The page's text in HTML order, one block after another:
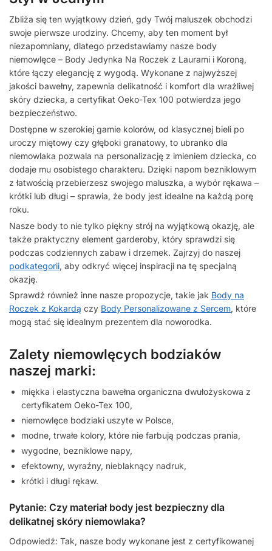
Zbliża się ten wyjątkowy dzień, gdy Twój maluszek obchodzi
swoje pierwsze urodziny. Chcemy, aby ten moment był
niezapomniany, dlatego przedstawiamy nasze body
niemowlęce – Body Jedynka Na Roczek z Laurami i Koroną,
które łączy elegancję z wygodą. Wykonane z najwyższej
jakości bawełny, zapewnia delikatność i komfort dla wrażliwej
skóry dziecka, a certyfikat Oeko-Tex 100 potwierdza jego
bezpieczeństwo.
Dostępne w szerokiej gamie kolorów, od klasycznej bieli po
uroczy miętowy czy głęboki granatowy, to ubranko dla
niemowlaka pozwala na personalizację z imieniem dziecka, co
dodaje mu osobistego charakteru. Dzięki napom bezniklowym
z łatwością przebierzesz swojego maluszka, a wybór rękawa –
krótki lub długi – sprawia, że body jest idealne na każdą porę
roku.
Nasze body to nie tylko piękny strój na wyjątkową okazję, ale
także praktyczny element garderoby, który sprawdzi się
podczas codziennych zabaw i drzemek. Zajrzyj do naszej
podkategorii, aby odkryć więcej inspiracji na tę specjalną
okazję.
Sprawdź również inne nasze propozycje, takie jak Body na
Roczek z Kokardą czy Body Personalizowane z Sercem, które
mogą stać się idealnym prezentem dla noworodka.
Zalety niemowlęcych bodziaków
naszej marki:
miękka i elastyczna bawełna organiczna dwułożyskowa z
certyfikatem Oeko-Tex 100,
niemowlęce bodziaki uszyte w Polsce,
modne, trwałe kolory, które nie farbują podczas prania,
wygodne, bezniklowe napy,
efektowny, wyraźny, nieblaknący nadruk,
krótki i długi rękaw.
Pytanie: Czy materiał body jest bezpieczny dla
delikatnej skóry niemowlaka?
Odpowiedź: Tak, nasze body wykonane jest z certyfikowanej